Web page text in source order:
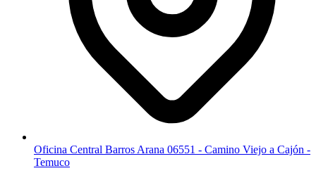
Oficina Central Barros Arana 06551 - Camino Viejo a Cajón -
Temuco